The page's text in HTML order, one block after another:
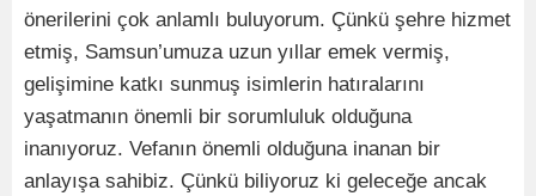
önerilerini çok anlamlı buluyorum. Çünkü şehre hizmet
etmiş, Samsun’umuza uzun yıllar emek vermiş,
gelişimine katkı sunmuş isimlerin hatıralarını
yaşatmanın önemli bir sorumluluk olduğuna
inanıyoruz. Vefanın önemli olduğuna inanan bir
anlayışa sahibiz. Çünkü biliyoruz ki geleceğe ancak